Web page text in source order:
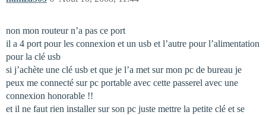
non mon routeur n’a pas ce port
il a 4 port pour les connexion et un usb et l’autre pour l’alimentation
pour la clé usb
si j’achète une clé usb et que je l’a met sur mon pc de bureau je
peux me connecté sur pc portable avec cette passerel avec une
connexion honorable !!
et il ne faut rien installer sur son pc juste mettre la petite clé et se